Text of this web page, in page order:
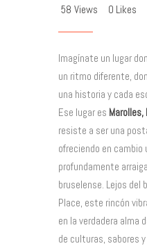
58 Views 0 Likes
Imagínate un lugar
un ritmo diferente,
una historia y cada
Ese lugar es
resiste a ser una
ofreciendo en cambio
profundamente
bruselense. Lejos del
Place, este rincón
en la verdadera alma
de culturas, sabores